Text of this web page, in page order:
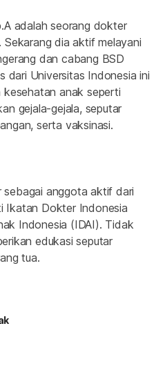
adalah seorang dokter
Sekarang dia aktif melayani
dan cabang BSD
dari Universitas Indonesia ini
anak seperti
gejala-gejala, seputar
serta vaksinasi.
sebagai anggota aktif dari
Ikatan Dokter Indonesia
Indonesia (IDAI). Tidak
edukasi seputar
tua.